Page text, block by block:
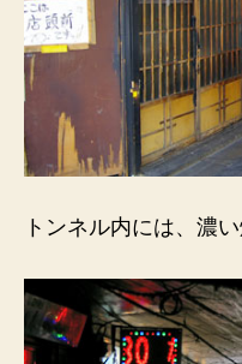
トンネル内には、濃